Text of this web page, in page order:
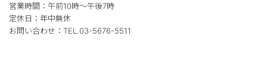
営業時間：午前10時～午後7時
定休日：年中無休
お問い合わせ：TEL.03-5676-5511